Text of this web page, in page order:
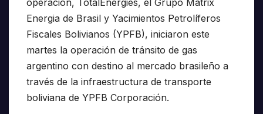
Energia de Brasil y Yacimientos Petrolíferos
Fiscales Bolivianos (YPFB), iniciaron este
martes la operación de tránsito de gas
argentino con destino al mercado brasileño a
través de la infraestructura de transporte
boliviana de YPFB Corporación.